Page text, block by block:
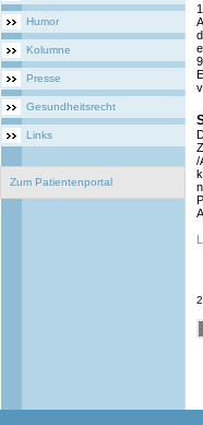
Humor
Kolumne
Presse
Gesundheitsrecht
Links
Zum Patientenportal
/